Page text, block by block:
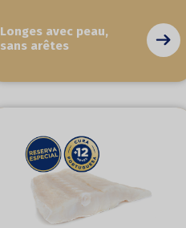
Longes avec peau,
sans arêtes